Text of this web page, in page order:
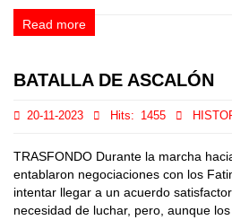
Read more
BATALLA DE ASCALÓN
20-11-2023 Hits: 1455
TRASFONDO Durante la marcha
entablaron negociaciones con los
intentar llegar a un acuerdo
necesidad de luchar, pero, aunque